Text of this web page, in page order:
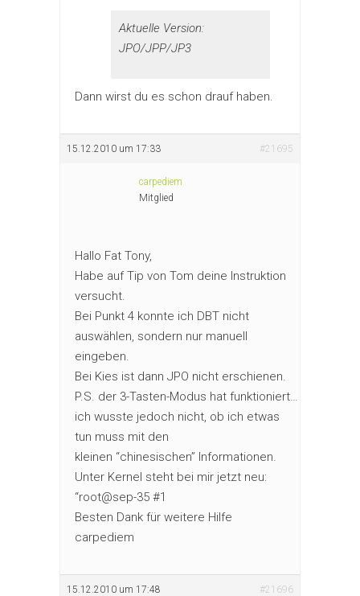
Aktuelle Version:
JPO/JPP/JP3
Dann wirst du es schon drauf haben.
15.12.2010 um 17:33 #21695
carpediem
Mitglied
Hallo Fat Tony,
Habe auf Tip von Tom deine Instruktion
versucht.
Bei Punkt 4 konnte ich DBT nicht
auswählen, sondern nur manuell
eingeben.
Bei Kies ist dann JPO nicht erschienen.
P.S. der 3-Tasten-Modus hat funktioniert…
ich wusste jedoch nicht, ob ich etwas
tun muss mit den
kleinen “chinesischen” Informationen.
Unter Kernel steht bei mir jetzt neu:
“root@sep-35 #1
Besten Dank für weitere Hilfe
carpediem
15.12.2010 um 17:48 #21696